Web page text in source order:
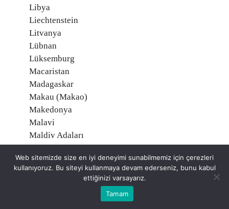
Libya
Liechtenstein
Litvanya
Lübnan
Lüksemburg
Macaristan
Madagaskar
Makau (Makao)
Makedonya
Malavi
Maldiv Adaları
Malezya
Mali
Malta
Web sitemizde size en iyi deneyimi sunabilmemiz için çerezleri
kullanıyoruz. Bu siteyi kullanmaya devam ederseniz, bunu kabul
ettiğinizi varsayarız.
Tamam